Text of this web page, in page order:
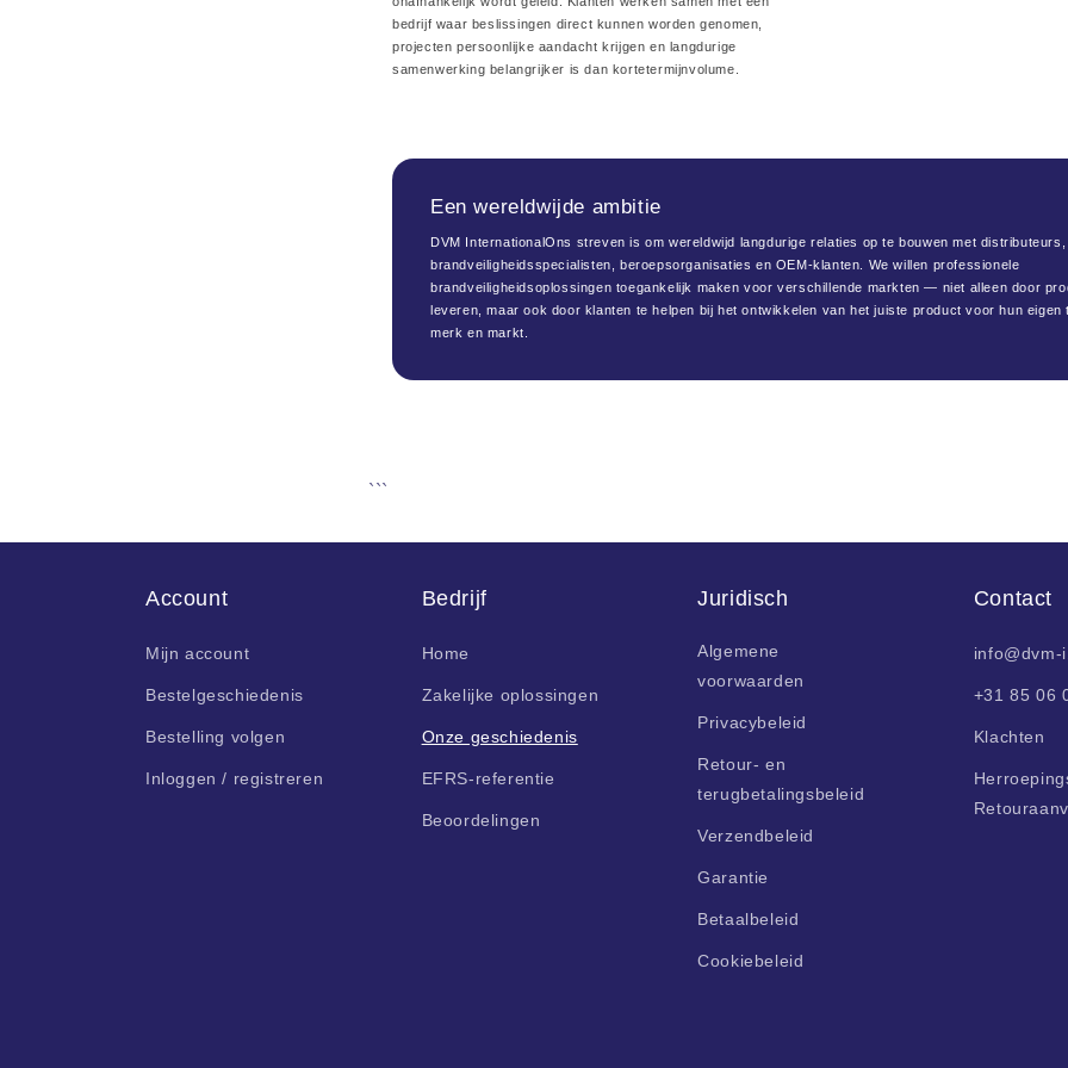
bedrijf waar beslissingen direct kunnen worden genomen,
projecten persoonlijke aandacht krijgen en langdurige
samenwerking belangrijker is dan kortetermijnvolume.
Een wereldwijde ambitie
DVM InternationalOns streven is om wereldwijd langdurige relaties op te bouwen met distributeurs,
brandveiligheidsspecialisten, beroepsorganisaties en OEM-klanten. We willen professionele
brandveiligheidsoplossingen toegankelijk maken voor verschillende markten — niet alleen door
leveren, maar ook door klanten te helpen bij het ontwikkelen van het juiste product voor hun eigen
merk en markt.
```
Account
Mijn account
Bestelgeschiedenis
Bestelling volgen
Inloggen / registreren
Bedrijf
Home
Zakelijke oplossingen
Onze geschiedenis
EFRS-referentie
Beoordelingen
Juridisch
Algemene
voorwaarden
Privacybeleid
Retour- en
terugbetalingsbeleid
Verzendbeleid
Garantie
Betaalbeleid
Cookiebeleid
Contact
info@dvm-
+31 85 06
Klachten